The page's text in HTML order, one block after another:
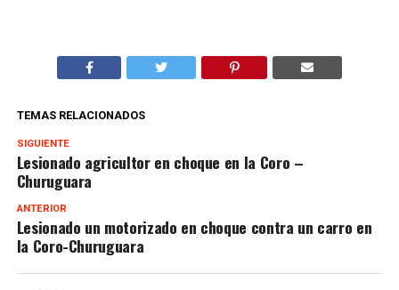
TEMAS RELACIONADOS
SIGUIENTE
Lesionado agricultor en choque en la Coro –
Churuguara
ANTERIOR
Lesionado un motorizado en choque contra un carro en
la Coro-Churuguara